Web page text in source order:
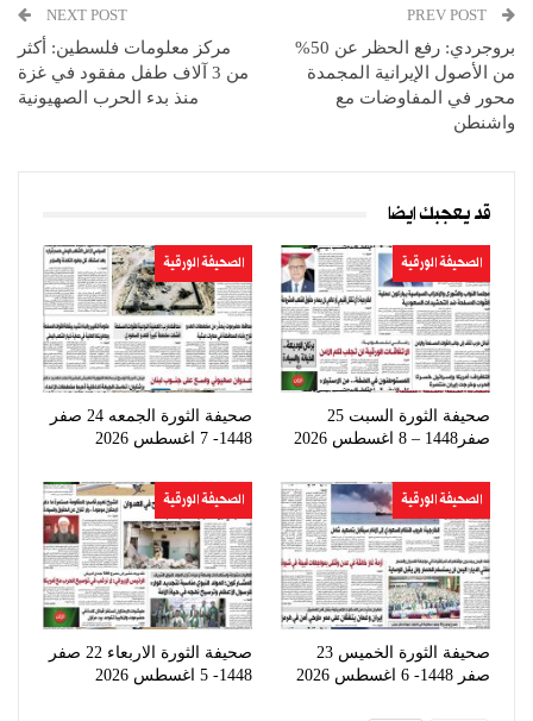
بروجردي: رفع الحظر عن 50%
من الأصول الإيرانية المجمدة
محور في المفاوضات مع
واشنطن
NEXT POST
مركز معلومات فلسطين: أكثر
من 3 آلاف طفل مفقود في غزة
منذ بدء الحرب الصهيونية
قد يعجبك ايضا
الصحيفة الورقية
صحيفة الثورة السبت 25
صفر1448 – 8 اغسطس 2026
الصحيفة الورقية
صحيفة الثورة الجمعه 24 صفر
1448- 7 اغسطس 2026
الصحيفة الورقية
صحيفة الثورة الخميس 23
صفر 1448- 6 اغسطس 2026
الصحيفة الورقية
صحيفة الثورة الاربعاء 22 صفر
1448- 5 اغسطس 2026